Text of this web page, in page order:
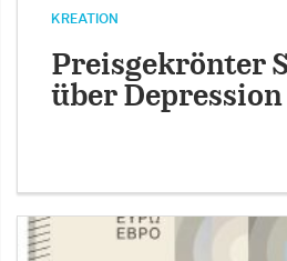
KREATION
Preisgekrönter
über